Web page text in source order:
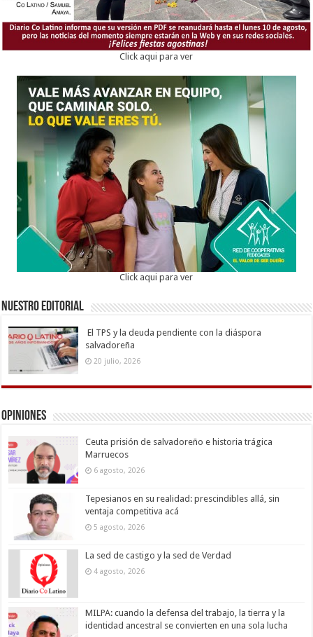
Click aqui para ver
Click aqui para ver
Nuestro Editorial
El TPS y la deuda pendiente con la diáspora
salvadoreña
20 julio, 2026
Opiniones
Ceuta prisión de salvadoreño e historia trágica
Marruecos
6 agosto, 2026
Tepesianos en su realidad: prescindibles allá, sin
ventaja competitiva acá
5 agosto, 2026
La sed de castigo y la sed de Verdad
4 agosto, 2026
MILPA: cuando la defensa del trabajo, la tierra y la
identidad ancestral se convierten en una sola lucha